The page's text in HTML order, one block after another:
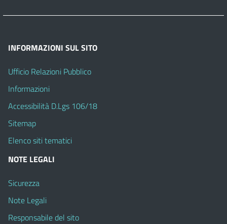
INFORMAZIONI SUL SITO
Ufficio Relazioni Pubblico
Informazioni
Accessibilità D.Lgs 106/18
Sitemap
Elenco siti tematici
NOTE LEGALI
Sicurezza
Note Legali
Responsabile del sito